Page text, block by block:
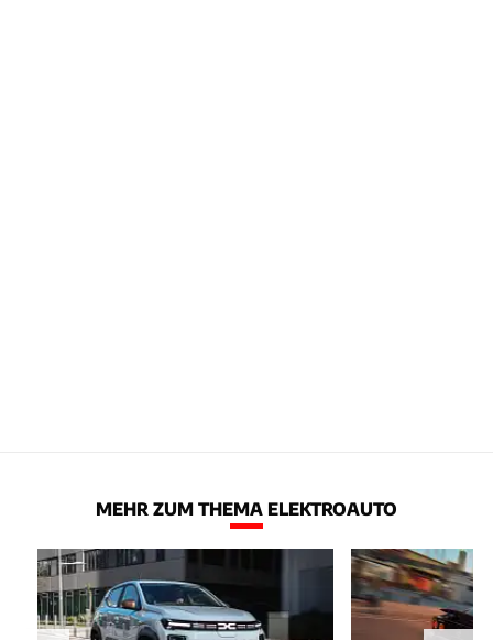
MEHR ZUM THEMA ELEKTROAUTO